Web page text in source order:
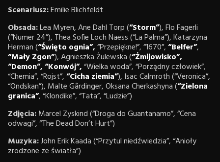
Scenariusz:Emilie Blichfeldt
Obsada:Lea Myren, Ane Dahl Torp (“Storm”), Flo Fagerli
(“Numer 24”), Thea Sofie Loch Naess (“La Palma”), Katarzyna
Herman (“Święto ognia”,“Przepiękne!”, “1670”,“Belfer”,
“Mały Zgon”), Agnieszka Żulewska (“Żmijowisko”,
“Demon”,“Konwój”,“Wielka woda”, “Porządny człowiek”,
“Chemia”, “Rojst”,“Cicha ziemia”), Isac Calmroth (“Veronica”,
“Ondskan”), Malte Gårdinger, Oksana Cherkashyna (“Zielona
granica”, “Klondike”, “Tata”, “Ludzie”)
Zdjęcia:Marcel Zyskind (“Droga do Guantanamo”, “Cena
odwagi”, “The Dead Don’t Hurt”)
Muzyka:John Erik Kaada (“Przytul niedźwiedzia”, “Anioły
zrodzone ze światła”)